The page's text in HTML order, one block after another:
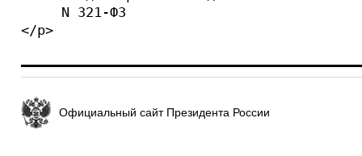
     N 321-ФЗ
</p>
Официальный сайт Президента России